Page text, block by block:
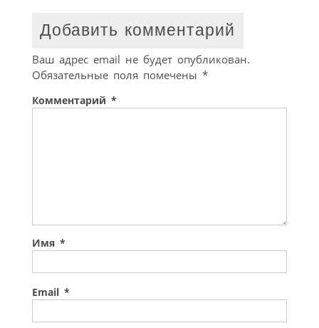
Добавить комментарий
Ваш адрес email не будет опубликован.
Обязательные поля помечены *
Комментарий *
Имя *
Email *